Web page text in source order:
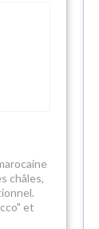
châles,
et